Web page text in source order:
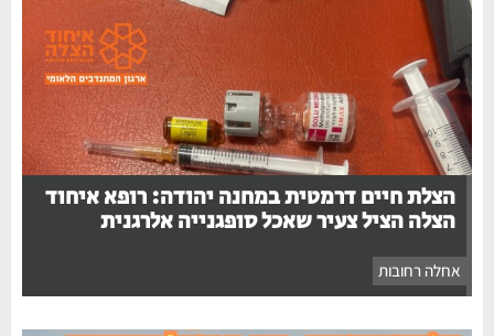
הצלת חיים דרמטית במחנה יהודה: רופא איחוד
הצלה הציל צעיר שאכל סופגנייה אלרגנית
אחלה רחובות